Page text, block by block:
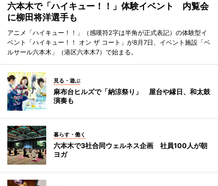
六本木で「ハイキュー！！」体験イベント 内覧会
に柳田将洋選手も
アニメ「ハイキュー！！」（感嘆符2字は半角が正式表記）の体験型イ
ベント「ハイキュー！！ オン ザ コート」が8月7日、イベント施設「ベ
ルサール六本木」（港区六本木7）で始まる。
見る・遊ぶ
麻布台ヒルズで「納涼祭り」 屋台や縁日、和太鼓
演奏も
暮らす・働く
六本木で3社合同ウェルネス企画 社員100人が朝
ヨガ